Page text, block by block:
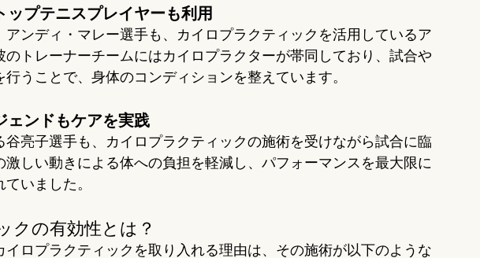
ップテニスプレイヤーも利用
ンディ・マレー選手も、カイロプラクティックを活用しているア
トレーナーチームにはカイロプラクターが帯同しており、試合や
うことで、身体のコンディションを整えています。
ェンドもケアを実践
亮子選手も、カイロプラクティックの施術を受けながら試合に臨
しい動きによる体への負担を軽減し、パフォーマンスを最大限に
いました。
クの有効性とは？
イロプラクティックを取り入れる理由は、その施術が以下のような